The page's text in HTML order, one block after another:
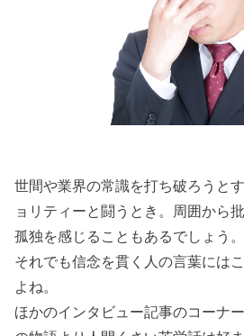
世間や業界の常識を打ち破ろうと
ョリティーと闘うとき。周囲から
孤独を感じることもあるでしょう。
それでも信念を貫く人の言葉には
よね。
ほかのインタビュー記事のコーナ